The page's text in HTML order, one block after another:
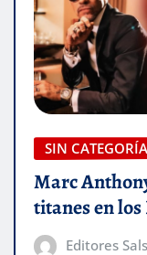
SIN CATEGORÍA
Marc
titanes en
Editores